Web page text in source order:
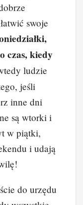
swoje
czas, kiedy
ludzie
jeśli
inne dni
są wtorki i
w piątki,
i udają
do urzędu